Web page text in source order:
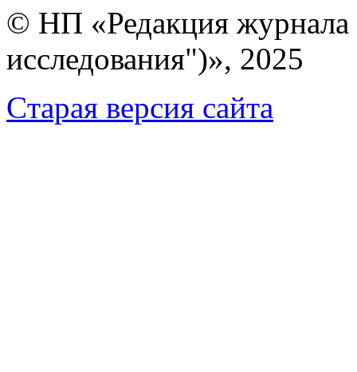
© НП «Редакция
исследования")», 2025
Cтарая версия сайта